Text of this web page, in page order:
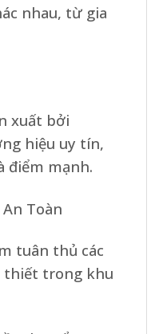
nhau, từ gia
xuất bởi
hiệu uy tín,
điểm mạnh.
Toàn
tuân thủ các
thiết trong khu